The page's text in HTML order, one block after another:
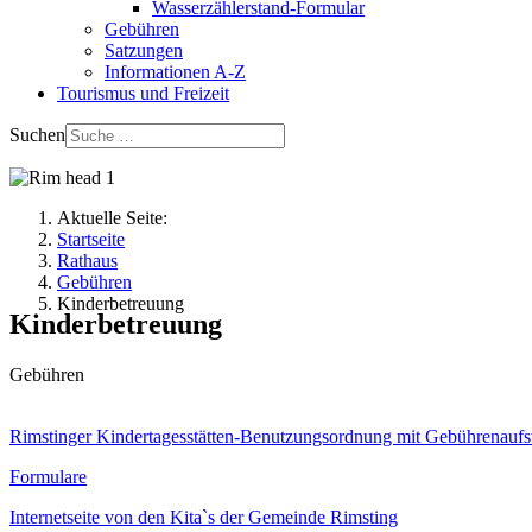
Wasserzählerstand-Formular
Gebühren
Satzungen
Informationen A-Z
Tourismus und Freizeit
Suchen
Aktuelle Seite:
Startseite
Rathaus
Gebühren
Kinderbetreuung
Kinderbetreuung
Gebühren
Rimstinger Kindertagesstätten-Benutzungsordnung mit
Formulare
Internetseite von den Kita`s der Gemeinde Rimsting